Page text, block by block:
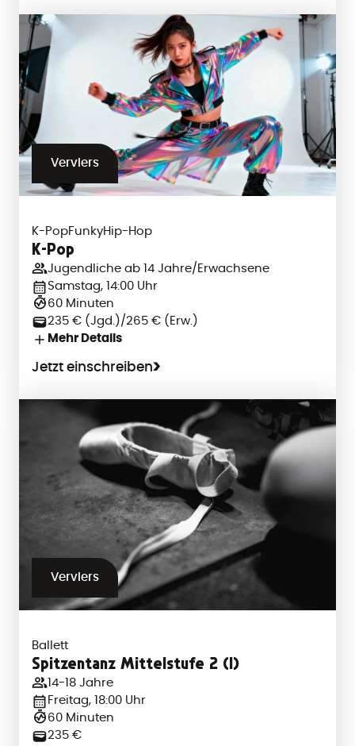
Verviers
K-PopFunkyHip-Hop
K-Pop
Jugendliche ab 14 Jahre/Erwachsene
Samstag, 14:00 Uhr
60 Minuten
235 € (Jgd.)/265 € (Erw.)
Mehr Details
Jetzt einschreiben
Verviers
Ballett
Spitzentanz Mittelstufe 2 (I)
14-18 Jahre
Freitag, 18:00 Uhr
60 Minuten
235 €